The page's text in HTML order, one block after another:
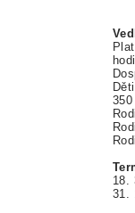
350
18.
31.